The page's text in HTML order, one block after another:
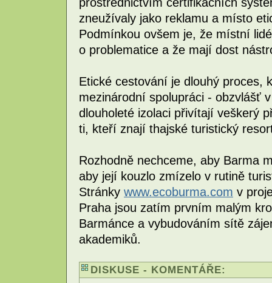
zneužívaly jako reklamu a místo
Podmínkou ovšem je, že místní
o problematice a že mají dost
Etické cestování je dlouhý proces,
mezinárodní spolupráci - obzvlášť
dlouholeté izolaci přivítají veškerý
ti, kteří znají thajské turistický
Rozhodně nechceme, aby Barma
aby její kouzlo zmízelo v rutině
Stránky www.ecoburma.com v
Praha jsou zatím prvním malým
Barmánce a vybudováním sítě
akademiků.
DISKUSE - KOMENTÁŘE: